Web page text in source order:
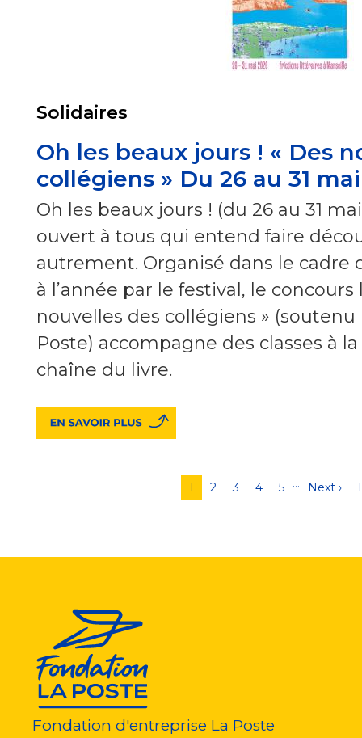
Solidaires
Oh les beaux jours ! « Des
collégiens » Du 26 au 31
Oh les beaux jours ! (du 26 au 31
ouvert à tous qui entend faire
autrement. Organisé dans le cadre
à l’année par le festival, le
nouvelles des collégiens »
Poste) accompagne des classes à
chaîne du livre.
Page
courante
1 Page
2 Page
3 Page
4 Page
5 …
Page
Next ›
Fondation d'entreprise La Poste